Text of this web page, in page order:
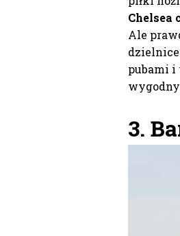
Chelsea
Ale
pubami
3.